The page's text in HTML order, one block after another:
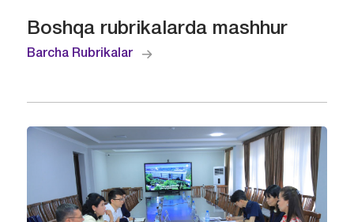
Boshqa rubrikalarda mashhur
Barcha Rubrikalar